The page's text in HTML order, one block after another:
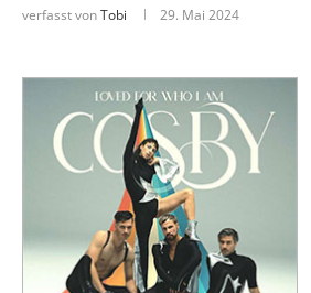
verfasst vonTobi 29. Mai 2024